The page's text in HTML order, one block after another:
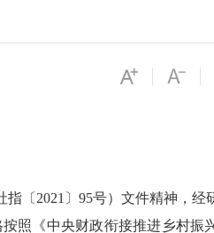
2021〕95号）文件精神，经
照《中央财政衔接推进乡村振